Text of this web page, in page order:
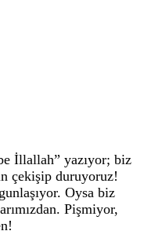
İllallah” yazıyor; biz
çekişip duruyoruz!
Oysa biz
Pişmiyor,